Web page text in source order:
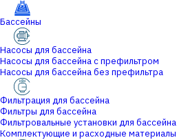
Бассейны
Насосы для бассейна
Насосы для бассейна с префильтром
Насосы для бассейна без префильтра
Фильтрация для бассейна
Фильтры для бассейна
Фильтровальные установки для бассейна
Комплектующие и расходные материалы